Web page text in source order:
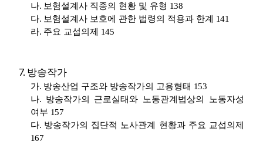
나. 보험설계사 직종의 현황 및 유형 138
다. 보험설계사 보호에 관한 법령의 적용과 한계 141
라. 주요 교섭의제 145
7. 방송작가
가. 방송산업 구조와 방송작가의 고용형태 153
나. 방송작가의 근로실태와 노동관계법상의 노동자성
여부 157
다. 방송작가의 집단적 노사관계 현황과 주요 교섭의제
167